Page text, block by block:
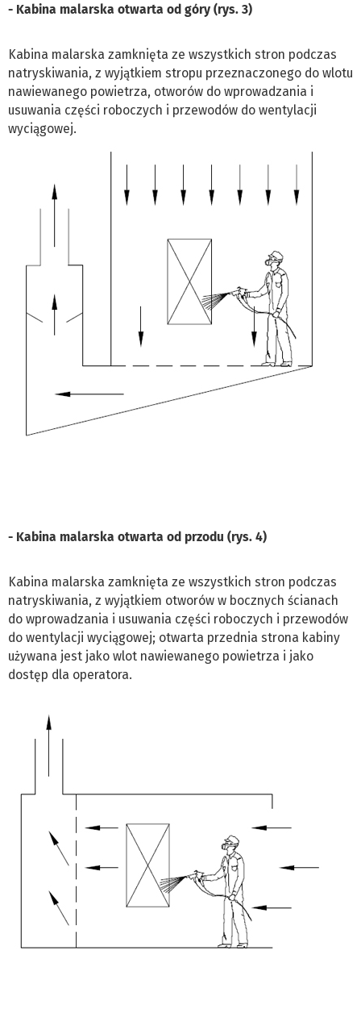
- Kabina malarska otwarta od góry (rys. 3)
Kabina malarska zamknięta ze wszystkich stron podczas
natryskiwania, z wyjątkiem stropu przeznaczonego do wlotu
nawiewanego powietrza, otworów do wprowadzania i
usuwania części roboczych i przewodów do wentylacji
wyciągowej.
- Kabina malarska otwarta od przodu (rys. 4)
Kabina malarska zamknięta ze wszystkich stron podczas
natryskiwania, z wyjątkiem otworów w bocznych ścianach
do wprowadzania i usuwania części roboczych i przewodów
do wentylacji wyciągowej; otwarta przednia strona kabiny
używana jest jako wlot nawiewanego powietrza i jako
dostęp dla operatora.